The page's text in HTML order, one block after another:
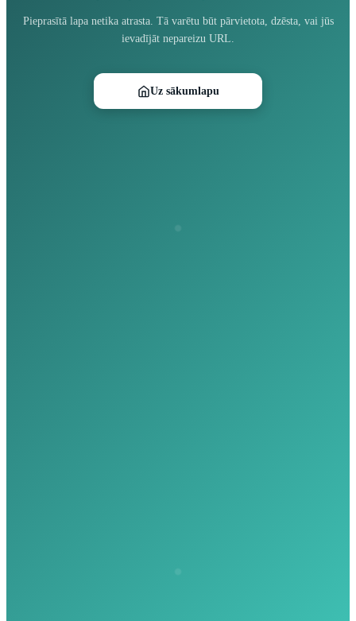
Pieprasītā lapa netika atrasta. Tā varētu būt pārvietota, dzēsta, vai jūs
ievadījāt nepareizu URL.
Uz sākumlapu